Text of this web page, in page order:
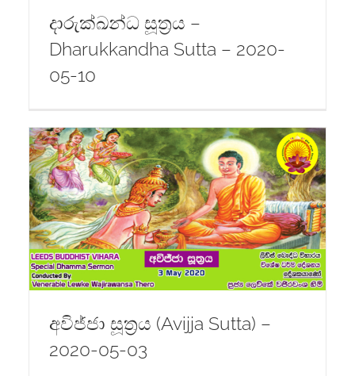
දාරුක්ඛන්ධ සූත්‍රය –
Dharukkandha Sutta – 2020-
05-10
අවිජ්ජා සූත්‍රය (Avijja Sutta) –
2020-05-03